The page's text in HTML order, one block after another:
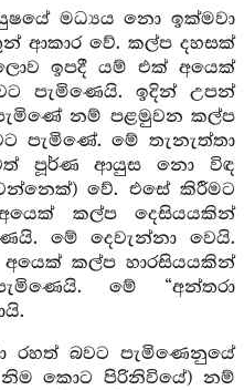
මධ්‍යය නො ඉක්මවා
ආකාර වේ. කල්ප දහසක්
ඉපදී යම් එක් අයෙක්
පැමිණෙයි. ඉදින් උපන්
නම් පළමුවන කල්ප
පැමිණේ. මේ තැනැත්තා
පූර්ණ ආයුස නො විඳ
වේ. එසේ කිරීමට
කල්ප දෙසියයකින්
මේ දෙවැන්නා වෙයි.
කල්ප හාරසියයකින්
මේ “අන්තරා
රහත් බවට පැමිණෙනුයේ
නිම කොට පිරිනිවියේ) නම්